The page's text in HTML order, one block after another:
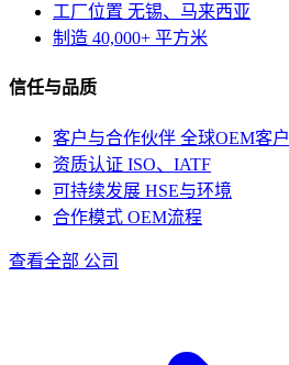
工厂位置 无锡、马来西亚
制造 40,000+ 平方米
信任与品质
客户与合作伙伴 全球OEM客户
资质认证 ISO、IATF
可持续发展 HSE与环境
合作模式 OEM流程
查看全部 公司